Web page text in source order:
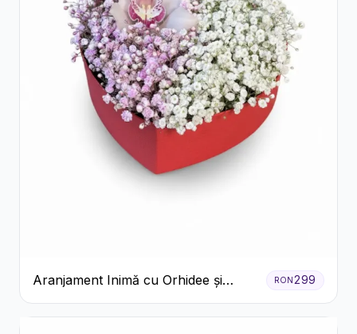
Aranjament Inimă cu Orhidee și
Floarea Miresei
RON299